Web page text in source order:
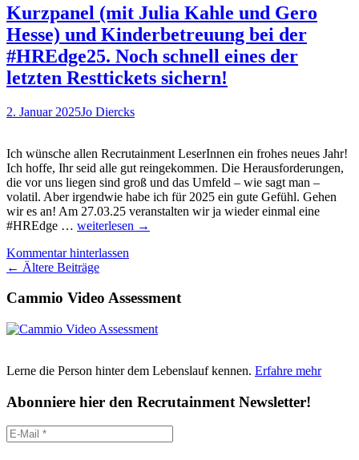
effektiv
sind
Recruiting
Games?
Kurzpanel (mit Julia Kahle und Gero
Hesse) und Kinderbetreuung bei der
#HREdge25. Noch schnell eines der
letzten Resttickets sichern!
2. Januar 2025Jo Diercks
Ich wünsche allen Recrutainment LeserInnen ein frohes neues Jahr!
Ich hoffe, Ihr seid alle gut reingekommen. Die Herausforderungen,
die vor uns liegen sind groß und das Umfeld – wie sagt man –
volatil. Aber irgendwie habe ich für 2025 ein gute Gefühl. Gehen
wir es an! Am 27.03.25 veranstalten wir ja wieder einmal eine
#HREdge … Kurzpanel
Julia
Kahle
Gero
und
der
Noch
eines
der
weiterlesen →
Kommentar hinterlassen
Beitragsnavigation
← Ältere Beiträge
Cammio Video Assessment
Lerne die Person hinter dem Lebenslauf kennen. Erfahre mehr
Abonniere hier den Recrutainment Newsletter!